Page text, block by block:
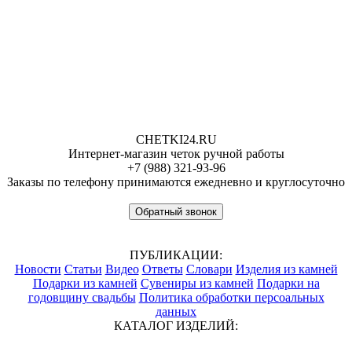
CHETKI24.RU
Интернет-магазин четок ручной работы
+7 (988) 321-93-96
Заказы по телефону принимаются ежедневно и круглосуточно
Обратный звонок
ПУБЛИКАЦИИ:
Новости Статьи Видео Ответы Словари Изделия из камней
Подарки из камней Сувениры из камней Подарки на
годовщину свадьбы Политика обработки персоальных
данных
КАТАЛОГ ИЗДЕЛИЙ: